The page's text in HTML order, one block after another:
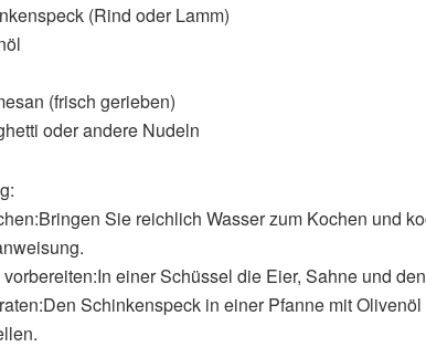
(Rind oder Lamm)
(frisch gerieben)
oder andere Nudeln
Sie reichlich Wasser zum Kochen und
einer Schüssel die Eier, Sahne und
Schinkenspeck in einer Pfanne mit